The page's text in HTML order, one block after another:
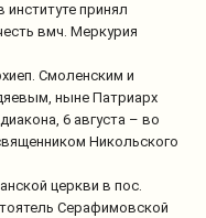
институте принял
вмч. Меркурия
Смоленским и
ныне Патриарх
6 августа – во
Никольского
церкви в пос.
Серафимовской